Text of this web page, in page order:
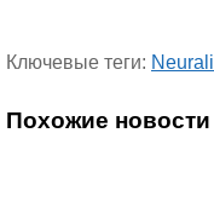
Ключевые теги:
Похожие новости